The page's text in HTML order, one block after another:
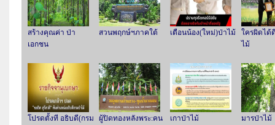
สร้างคุณค่า ป่า
เอกชน
สวนพฤกษ์ฯภาคใต้ เตือนน้อง(ใหม่)ป่าไม้
ใครผิดได้
ไม้
โปรดตั้งที อธิบดี(กรม
ผู้ปิดทองหลังพระ:คน
เกาป่าไม้ มารป่าไม้